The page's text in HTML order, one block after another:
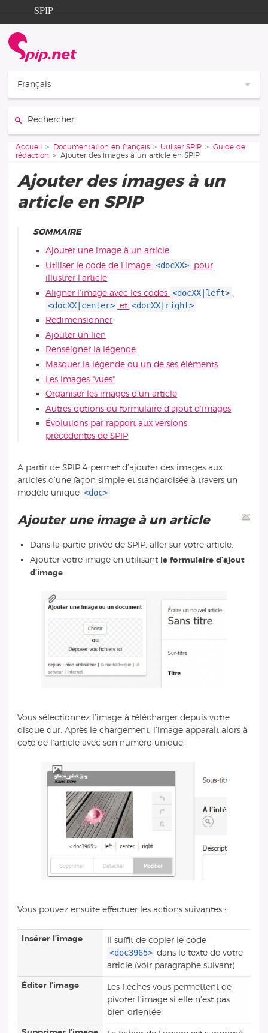
Aller au contenu
Aller à la navigation
SPIP
Documentation
Contribution
Français
Vous êtes ici :
Accueil Documentation en français Utiliser SPIP
Guide de
rédaction
Ajouter des images à un article en SPIP
Ajouter des images à un
article en SPIP
SOMMAIRE
Ajouter une image à un article
Utiliser le code de l’image <docXX>
pour
illustrer l’article
Aligner l’image avec les codes <docXX|left>
<docXX|center> et <docXX|right>
Redimensionner
Ajouter un lien
Renseigner la légende
Masquer la légende ou un de ses éléments
Les images "vues"
Organiser les images d’un article
Autres options du formulaire d’ajout d’images
Évolutions par rapport aux versions
précédentes de SPIP
A partir de SPIP 4 permet d’ajouter des images aux
articles d’une façon simple et standardisée à travers un
modèle unique <doc>
Ajouter une image à un article
Dans la partie privée de SPIP, aller sur votre article.
Ajouter votre image en utilisant le formulaire d’ajout
d’image
Vous sélectionnez l’image à télécharger depuis votre
disque dur. Après le chargement, l’image apparaît alors à
coté de l’article avec son numéro unique.
Vous pouvez ensuite effectuer les actions suivantes :
Insérer l’image Il suffit de copier le code
<doc3965> dans le texte de votre
article (voir paragraphe suivant)
Éditer l’image
Les flèches vous permettent de
pivoter l’image si elle n’est pas
bien orientée